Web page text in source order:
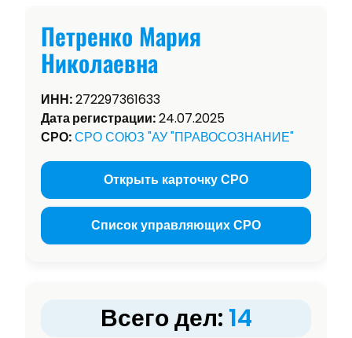
Петренко Мария
Николаевна
ИНН:272297361633
Дата регистрации:24.07.2025
СРО:СРО СОЮЗ "АУ "ПРАВОСОЗНАНИЕ"
Открыть карточку СРО
Список управляющих СРО
Всего дел: 14